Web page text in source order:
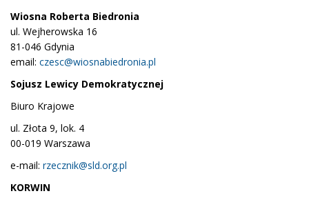
Wiosna Roberta Biedronia
ul. Wejherowska 16
81-046 Gdynia
email: czesc@wiosnabiedronia.pl
Sojusz Lewicy Demokratycznej
Biuro Krajowe
ul. Złota 9, lok. 4
00-019 Warszawa
e-mail: rzecznik@sld.org.pl
KORWIN